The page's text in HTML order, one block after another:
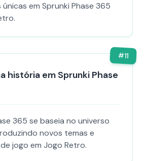
em Sprunki Phase 365
#11
história em Sprunki Phase
365 se baseia no universo
novos temas e
jogo em Jogo Retro.